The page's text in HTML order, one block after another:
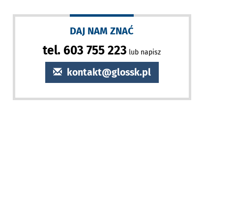
DAJ NAM ZNAĆ
tel. 603 755 223 lub napisz
kontakt@glossk.pl